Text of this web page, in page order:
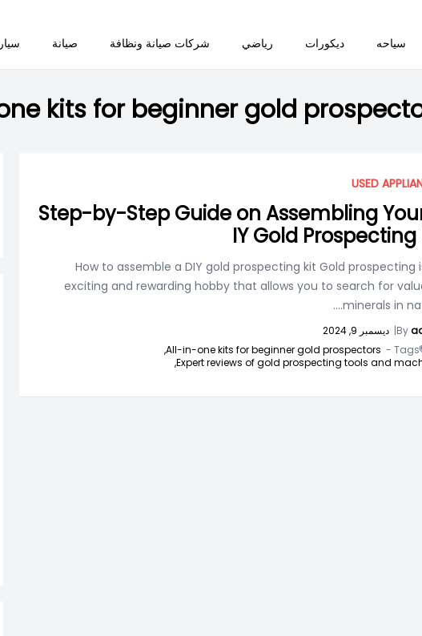
سياحه ديكورات رياضي شركات صيانة ونظافة صيانة
kits for beginner gold
USED
Step-by-Step Guide on Assembling
IY Gold Prospecting
How to assemble a DIY gold prospecting kit Gold prospecting
exciting and rewarding hobby that allows you to search for
minerals in
By
| ديسمبر 9, 2024
Tags -
All-in-one kits for beginner gold prospectors,
Expert reviews of gold prospecting tools and